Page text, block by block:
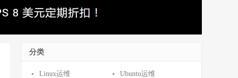
分类
Linux运维
Ubuntu运维